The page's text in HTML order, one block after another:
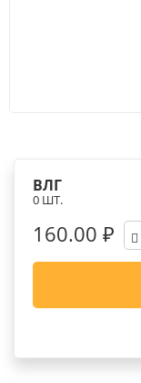
ВЛГ
0 ШТ.
160.00 ₽